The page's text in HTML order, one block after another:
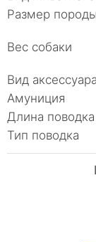
Размер породы
Вес собаки
Вид аксессуара
Амуниция
Длина поводка
Тип поводка